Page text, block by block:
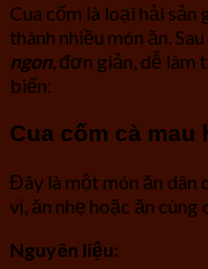
Cua cốm là loại hải sản
thành nhiều món ăn.
ngon, đơn giản, dễ làm
biến:
Cua cốm cà mau
Đây là một món ăn dân
vị, ăn nhẹ hoặc ăn
Nguyên liệu: